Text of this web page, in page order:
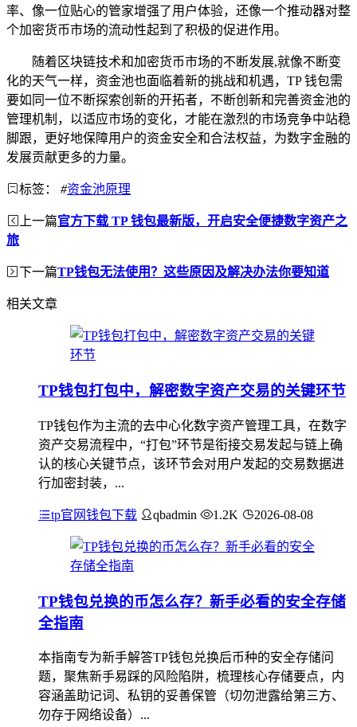
率、像一位贴心的管家增强了用户体验，还像一个推动器对整
个加密货币市场的流动性起到了积极的促进作用。
随着区块链技术和加密货币市场的不断发展,就像不断变
化的天气一样，资金池也面临着新的挑战和机遇，TP 钱包需
要如同一位不断探索创新的开拓者，不断创新和完善资金池的
管理机制，以适应市场的变化，才能在激烈的市场竞争中站稳
脚跟，更好地保障用户的资金安全和合法权益，为数字金融的
发展贡献更多的力量。
标签： #资金池原理
上一篇官方下载 TP 钱包最新版，开启安全便捷数字资产之
旅
下一篇TP钱包无法使用？这些原因及解决办法你要知道
相关文章
TP钱包打包中，解密数字资产交易的关键环节
TP钱包作为主流的去中心化数字资产管理工具，在数字
资产交易流程中，“打包”环节是衔接交易发起与链上确
认的核心关键节点，该环节会对用户发起的交易数据进
行加密封装，...
tp官网钱包下载 qbadmin 1.2K 2026-08-08
TP钱包兑换的币怎么存？新手必看的安全存储
全指南
本指南专为新手解答TP钱包兑换后币种的安全存储问
题，聚焦新手易踩的风险陷阱，梳理核心存储要点，内
容涵盖助记词、私钥的妥善保管（切勿泄露给第三方、
勿存于网络设备）...